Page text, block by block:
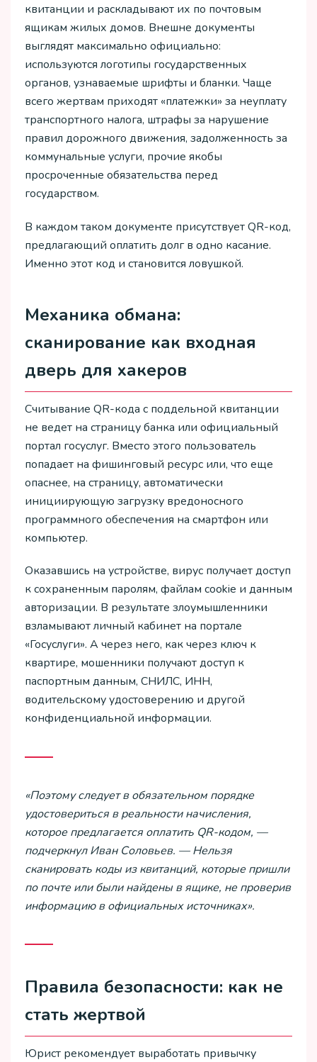
квитанции и раскладывают их по почтовым
ящикам жилых домов. Внешне документы
выглядят максимально официально:
используются логотипы государственных
органов, узнаваемые шрифты и бланки. Чаще
всего жертвам приходят «платежки» за неуплату
транспортного налога, штрафы за нарушение
правил дорожного движения, задолженность за
коммунальные услуги, прочие якобы
просроченные обязательства перед
государством.
В каждом таком документе присутствует QR-код,
предлагающий оплатить долг в одно касание.
Именно этот код и становится ловушкой.
Механика обмана:
сканирование как входная
дверь для хакеров
Считывание QR-кода с поддельной квитанции
не ведет на страницу банка или официальный
портал госуслуг. Вместо этого пользователь
попадает на фишинговый ресурс или, что еще
опаснее, на страницу, автоматически
инициирующую загрузку вредоносного
программного обеспечения на смартфон или
компьютер.
Оказавшись на устройстве, вирус получает доступ
к сохраненным паролям, файлам cookie и данным
авторизации. В результате злоумышленники
взламывают личный кабинет на портале
«Госуслуги». А через него, как через ключ к
квартире, мошенники получают доступ к
паспортным данным, СНИЛС, ИНН,
водительскому удостоверению и другой
конфиденциальной информации.
«Поэтому следует в обязательном порядке
удостовериться в реальности начисления,
которое предлагается оплатить QR-кодом, —
подчеркнул Иван Соловьев. — Нельзя
сканировать коды из квитанций, которые пришли
по почте или были найдены в ящике, не проверив
информацию в официальных источниках».
Правила безопасности: как не
стать жертвой
Юрист рекомендует выработать привычку